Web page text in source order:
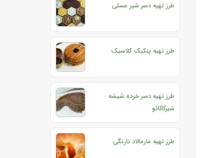
طرز تهیه دسر شیر عسلی
طرز تهیه پنکیک کلاسیک
طرز تهیه دسر خرده شیشه
شیرکاکائو
طرز تهیه مارمالاد نارنگی